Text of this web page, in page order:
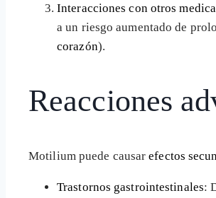
Interacciones con otros
a un riesgo aumentado de
corazón).
Reacciones
Motilium puede causarefectos
Trastornos gastrointestinales: